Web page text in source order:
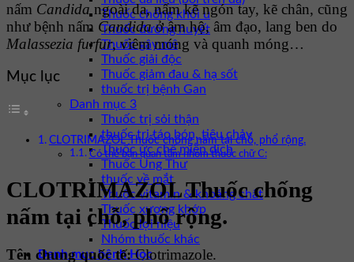
Thuốc chống khối u
Thuốc đường huyết
Thuốc gây mê
Thuốc giải độc
Thuốc giảm đau & hạ sốt
thuốc trị bệnh Gan
Danh mục 3
Thuốc trị sỏi thận
thuốc trị táo bón, tiêu chảy
Thuốc ức chế miễn dịch
Thuốc Ung Thư
thuốc về mắt
Thuốc vitamin & khoáng chất
Thuốc xương khớp
Thuốc lợi niệu
Nhóm thuốc khác
Danh mục bệnh Học
nấm Candida ngoài da, nấm kẽ ngón tay, kẽ chân, cũng
như bệnh nấm Candidaở âm hộ, âm đạo, lang ben do
Malassezia furfur, viêm móng và quanh móng…
Mục lục
CLOTRIMAZOL Thuốc chống nấm tại chỗ, phổ rộng.
Có thể bạn quan tâm nhóm thuốc chữ C:
CLOTRIMAZOL Thuốc chống
nấm tại chỗ, phổ rộng.
Tên chung quốc tế:Clotrimazole.